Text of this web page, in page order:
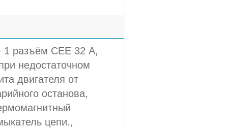
1 разъём СЕЕ 32 A,
недостаточном
двигателя от
останова,
цепи.,